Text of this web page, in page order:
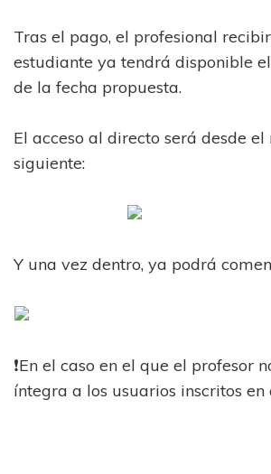
Tras el pago, el profesional
estudiante ya tendrá disponible
de la fecha propuesta.
El acceso al directo será desde
siguiente:
Y una vez dentro, ya podrá
❗En el caso en el que el
íntegra a los usuarios inscritos en